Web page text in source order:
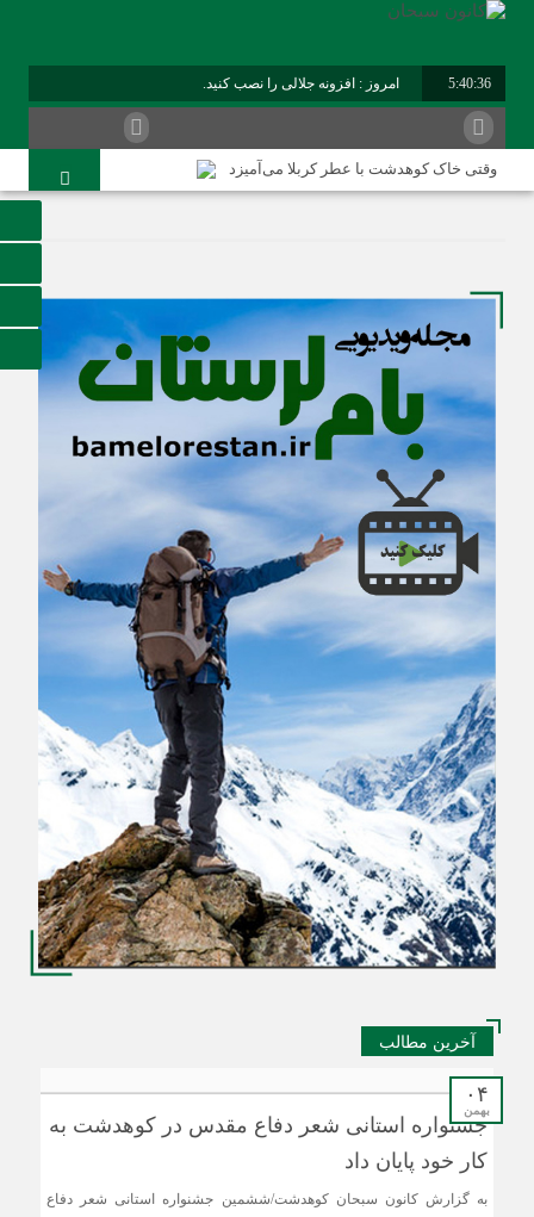
5:40:36 امروز : افزونه جلالی را نصب کنید.
وقتی خاک کوهدشت با عطر کربلا می‌آمیزد
کوهدشت در آستانه اربعین و خدمت‌ به زائرین
شورای پیشگیری از وقوع جرم کوهدشت برگزار شد
سوداگران مرگ در تور اطلاعاتی عملیاتی تکاوران فراجا
کوهدشت در آستانه اربعین؛ از آمادگی زیرساختی تا آمادگی
تحول در زیرساخت‌های جاده‌ای کوهدشت برای تسهیل تردد
زائران اربعین
آخرین مطالب
۰۴
بهمن
جشنواره استانی شعر دفاع مقدس در کوهدشت به
کار خود پایان داد
به گزارش کانون سبحان کوهدشت/ششمین جشنواره استانی شعر دفاع